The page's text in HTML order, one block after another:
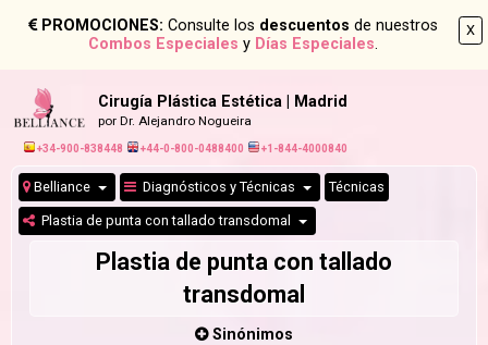
X
PROMOCIONES: Consulte los descuentos de nuestros
Combos Especiales y Días Especiales.
Cirugía Plástica Estética | Madrid
por Dr. Alejandro Nogueira
+34-900-838448 +44-0-800-0488400 +1-844-4000840
Belliance Diagnósticos y Técnicas Técnicas
Plastia de punta con tallado transdomal
Plastia de punta con tallado
transdomal
Sinónimos